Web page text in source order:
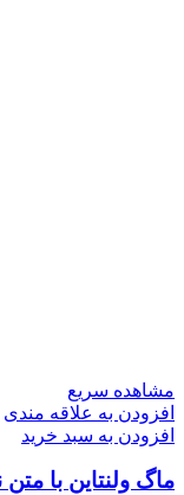
مشاهده سریع
افزودن به علاقه مندی
افزودن به سبد خرید
ماگ ولنتاین با